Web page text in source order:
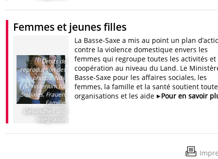
Femmes et jeunes filles
Droits de
reproduction des
photos:Nds.
Ministerium für
Soziales, Frauen,
Familie,
Gesundheit und
Integration
La Basse-Saxe a mis au point un plan
contre la violence domestique envers les
femmes qui regroupe toutes les activités et
coopération au niveau du Land. Le
Basse-Saxe pour les affaires sociales, les
femmes, la famille et la santé soutient
organisations et les aide
Pour en savoir